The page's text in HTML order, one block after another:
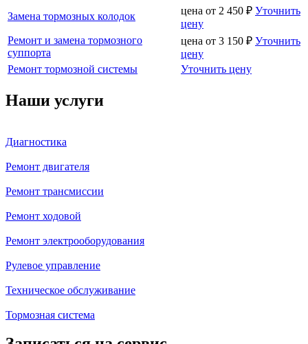
Замена тормозных колодок
цена от 2 450 ₽ Уточнить
цену
Ремонт и замена тормозного
суппорта
цена от 3 150 ₽ Уточнить
цену
Ремонт тормозной системы
Уточнить цену
Наши услуги
Диагностика
Ремонт двигателя
Ремонт трансмиссии
Ремонт ходовой
Ремонт электрооборудования
Рулевое управление
Техническое обслуживание
Тормозная система